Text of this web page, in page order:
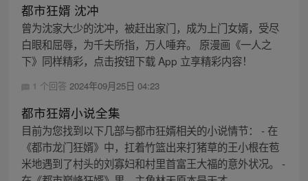
都市狂婿 沈冲
曾为沈家大少的沈冲，被赶出家门，成为上门女婿，受尽
白眼和屈辱，为千夫所指，万人唾弃。 原漫画《一人之
下》同样精彩，点击按钮下载 App 立享精彩内容！
1 个回答 2024年09月25日 04:23
都市狂婿小说全集
目前为您找到以下几部与都市狂婿相关的小说情节： - 在
《都市龙门狂婿》中，扛着竹篮出来打猪草的王小根在苞
米地遇到了村头的刘寡妇和村里首富王大福的意外状况。 -